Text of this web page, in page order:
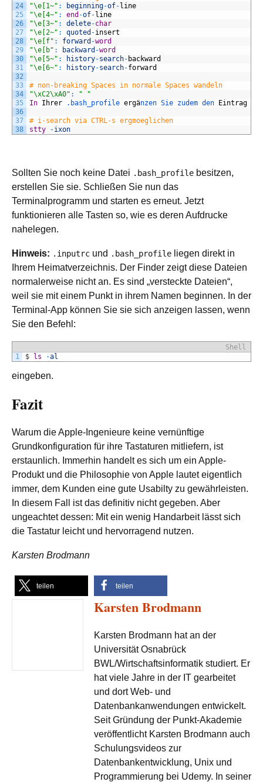
24
25
26
27
28
29
30
31
32
33
34
35
36
37
38
"\e[1~" : beginning-of-line
"\e[4~" : end -of-line
"\e[3~" : delete-char
"\e[2~" : quoted -insert
"\e[f" : forward -word
"\e[b" : backward -word
"\e[5~" : history-search- backward
"\e[6~" : history-search-forward
# non-breaking Spaces in normale Spaces wandeln
"\xC2\xA0" :
" "
In Ihrer .bash_profile ergänzen Sie zudem den Eintrag
# i-search via CTRL-s ergmoeglichen
stty
-ixon
Sollten Sie noch keine Datei .bash_profile besitzen,
erstellen Sie sie. Schließen Sie nun das
Terminalprogramm und starten es erneut. Jetzt
funktionieren alle Tasten so, wie es deren Aufdrucke
nahelegen.
Hinweis: .inputrc und .bash_profile liegen direkt in
Ihrem Heimatverzeichnis. Der Finder zeigt diese Dateien
normalerweise nicht an. Es sind „versteckte Dateien“,
weil sie mit einem Punkt in ihrem Namen beginnen. In der
Terminal-App können Sie sie sich anzeigen lassen, wenn
Sie den Befehl:
Shell
1
$ ls -al
eingeben.
Fazit
Warum die Apple-Ingenieure keine vernünftige
Grundkonfiguration für ihre Tastaturen mitliefern, ist
erstaunlich. Immerhin handelt es sich um ein Apple-
Produkt und die Philosophie von Apple lautet eigentlich
immer, dem Kunden eine gute Usabilty zu gewährleisten.
In diesem Fall ist das definitiv nicht gegeben. Aber
ungeachtet dessen: Mit ein wenig Handarbeit lässt sich
die Tastatur leicht und hervorragend nutzen.
Karsten Brodmann
teilen teilen
Karsten Brodmann
Karsten Brodmann hat an der
Universität Osnabrück
BWL/Wirtschaftsinformatik studiert. Er
hat viele Jahre in der IT gearbeitet
und dort Web- und
Datenbankanwendungen entwickelt.
Seit Gründung der Punkt-Akademie
veröffentlicht Karsten Brodmann auch
Schulungsvideos zur
Datenbankentwicklung, Unix und
Programmierung bei Udemy. In seiner